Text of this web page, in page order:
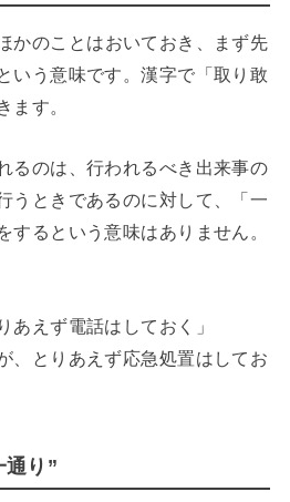
かのことはおいておき、まず先
いう意味です。漢字で「取り敢
ます。
るのは、行われるべき出来事の
うときであるのに対して、「一
するという意味はありません。
あえず電話はしておく」
、とりあえず応急処置はしてお
通り”